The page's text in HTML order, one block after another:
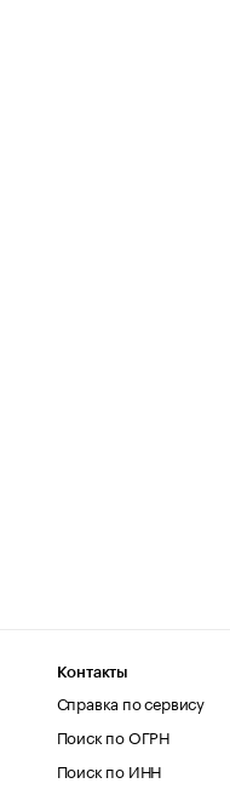
Контакты
Справка по сервису
Поиск по ОГРН
Поиск по ИНН